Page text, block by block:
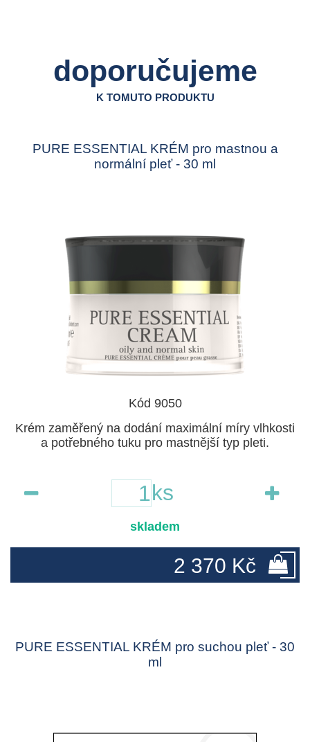
doporučujeme
K TOMUTO PRODUKTU
PURE ESSENTIAL KRÉM pro mastnou a
normální pleť - 30 ml
Kód 9050
Krém zaměřený na dodání maximální míry vlhkosti
a potřebného tuku pro mastnější typ pleti.
ks
skladem
2 370 Kč
PURE ESSENTIAL KRÉM pro suchou pleť - 30
ml